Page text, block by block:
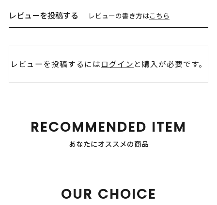
レビューを投稿する レビューの書き方はこちら
レビューを投稿するにはログイン と購入が必要です。
RECOMMENDED ITEM
あなたにオススメの商品
OUR CHOICE